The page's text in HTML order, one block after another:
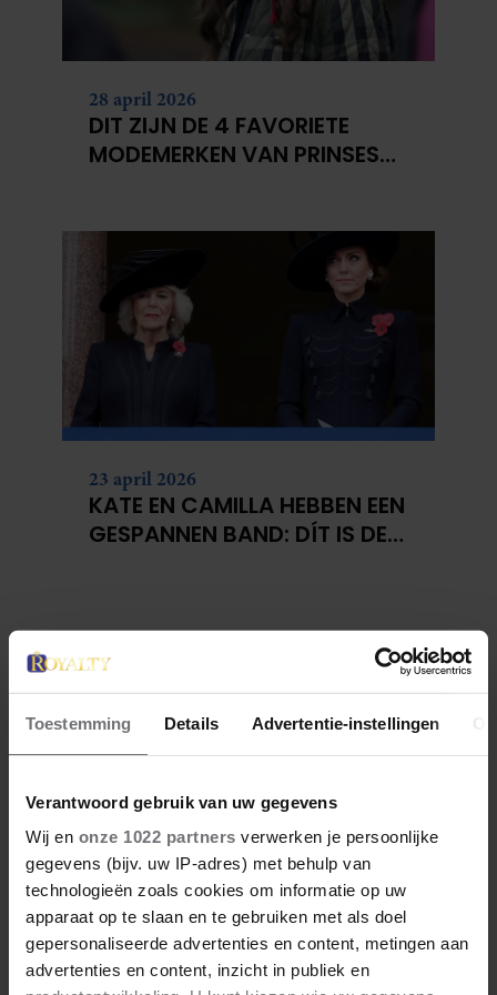
Toestemming Details Advertentie-instellingen
Verantwoord gebruik van uw gegevens
Wij en onze 1022 partners verwerken je persoonlijke
gegevens (bijv. uw IP-adres) met behulp van
technologieën zoals cookies om informatie op uw
apparaat op te slaan en te gebruiken met als doel
gepersonaliseerde advertenties en content, metingen aan
advertenties en content, inzicht in publiek en
28 april 2026
DIT ZIJN DE 4 FAVORIETE
MODEMERKEN VAN PRINSES
23 april 2026
KATE EN CAMILLA HEBBEN EEN
GESPANNEN BAND: DÍT IS DE